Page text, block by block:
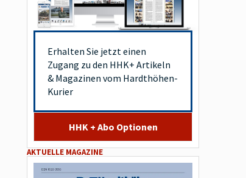
Erhalten Sie jetzt einen
Zugang zu den HHK+ Artikeln
& Magazinen vom Hardthöhen-
Kurier
HHK + Abo Optionen
AKTUELLE MAGAZINE